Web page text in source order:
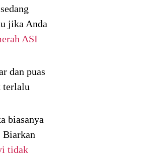
jika Anda
ASI
dan puas
terlalu
biasanya
Biarkan
tidak